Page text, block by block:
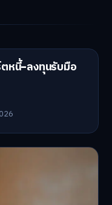
ตหนี้-ลงทุนรับมือ
สรรงบอย่างไรไม่